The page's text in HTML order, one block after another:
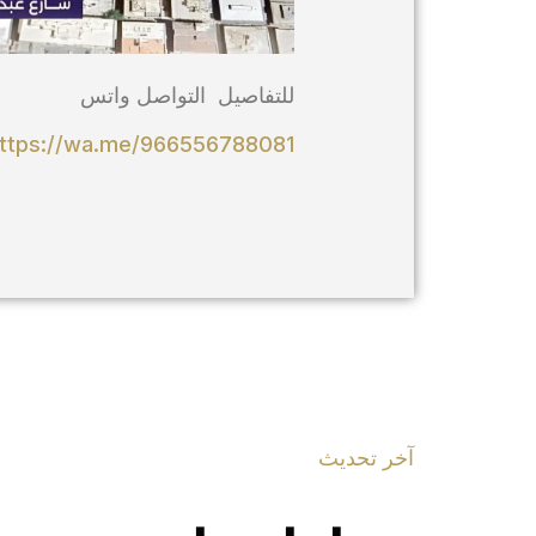
للتفاصيل التواصل واتس
wa.me/966556788081
آخر تحديث